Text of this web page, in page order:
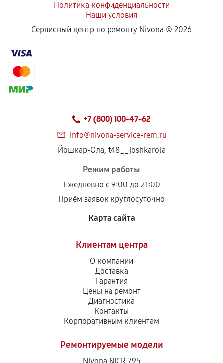
Политика конфиденциальности
Наши условия
Сервисный центр по ремонту Nivona © 2026
+7 (800) 100-47-62
info@nivona-service-rem.ru
Йошкар-Ола, t48__joshkarola
Режим работы
Ежедневно с 9:00 до 21:00
Приём заявок круглосуточно
Карта сайта
Клиентам центра
О компании
Доставка
Гарантия
Цены на ремонт
Диагностика
Контакты
Корпоративным клиентам
Ремонтируемые модели
Nivona NICR 795